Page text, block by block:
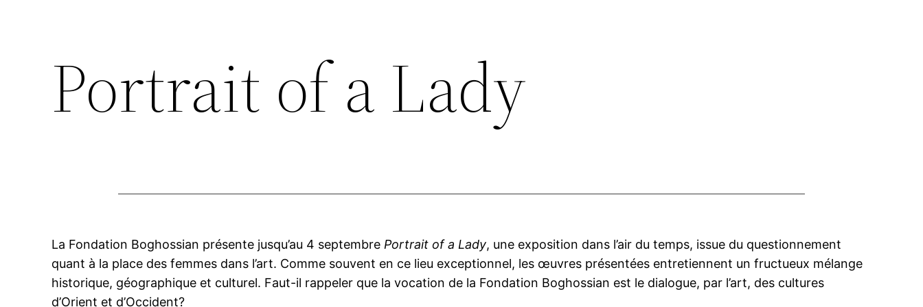
Portrait of a Lady
La Fondation Boghossian présente jusqu’au 4 septembre Portrait of a Lady, une exposition dans l’air du temps, issue du questionnement
quant à la place des femmes dans l’art. Comme souvent en ce lieu exceptionnel, les œuvres présentées entretiennent un fructueux mélange
historique, géographique et culturel. Faut-il rappeler que la vocation de la Fondation Boghossian est le dialogue, par l’art, des cultures
d’Orient et d’Occident?